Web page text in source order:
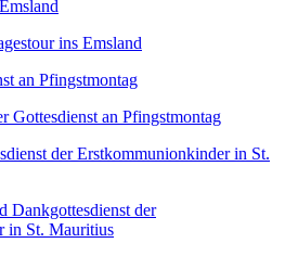
ins Emsland
Gottesdienst an Pfingstmontag
Dankgottesdienst der
in St. Mauritius